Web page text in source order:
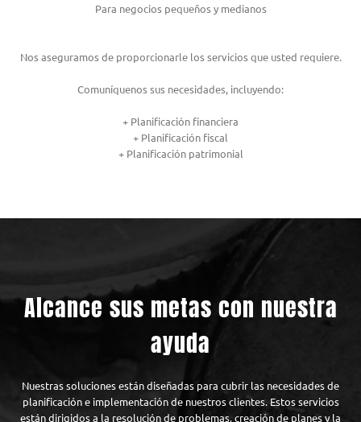
Para negocios pequeños y medianos
Nos aseguramos de proporcionarle los servicios que usted requiere.
Comuníquenos sus necesidades, incluyendo:
+ Planificación financiera
+ Planificación fiscal
+ Planificación patrimonial
Alcance sus metas con nuestra
ayuda
Nuestras soluciones están diseñadas para cubrir las necesidades de
planificación e implementación de nuestros clientes. Estos servicios
están dirigidos a la resolución de problemas, creación de planes y la